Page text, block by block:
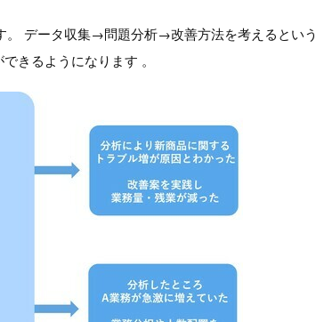
。 データ収集→問題分析→改善方法を考えるという
きるようになります 。